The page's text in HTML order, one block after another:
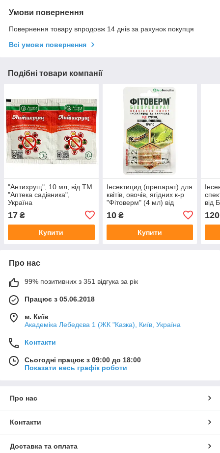
Умови повернення
Повернення товару впродовж 14 днів за рахунок покупця
Всі умови повернення
Подібні товари компанії
"Антихрущ", 10 мл, від ТМ
"Аптека садівника",
Україна
17 ₴
Купити
Інсектицид (препарат) для
квітів, овочів, ягідних к-р
"Фітоверм" (4 мл) від
10₴
Купити
від
120
Про нас
99% позитивних з 351 відгука за рік
Працює з 05.06.2018
м. Київ
Академіка Лебедєва 1 (ЖК "Казка), Київ, Україна
Контакти
Сьогодні працює з 09:00 до 18:00
Показати весь графік роботи
Про нас
Контакти
Доставка та оплата